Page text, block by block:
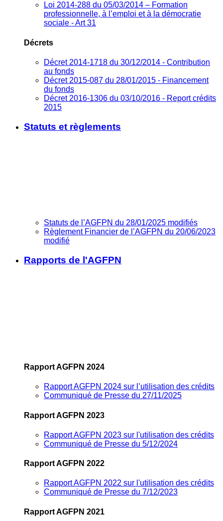
Loi 2014-288 du 05/03/2014 – Formation
professionnelle, à l’emploi et à la démocratie
sociale - Art 31
Décrets
Décret 2014-1718 du 30/12/2014 - Contribution
au fonds
Décret 2015-087 du 28/01/2015 - Financement
du fonds
Décret 2016-1306 du 03/10/2016 - Report crédits
2015
Statuts et règlements
Statuts de l’AGFPN du 28/01/2025 modifiés
Règlement Financier de l’AGFPN du 20/06/2023
modifié
Rapports de l'AGFPN
Rapport AGFPN 2024
Rapport AGFPN 2024 sur l’utilisation des crédits
Communiqué de Presse du 27/11/2025
Rapport AGFPN 2023
Rapport AGFPN 2023 sur l'utilisation des crédits
Communiqué de Presse du 5/12/2024
Rapport AGFPN 2022
Rapport AGFPN 2022 sur l'utilisation des crédits
Communiqué de Presse du 7/12/2023
Rapport AGFPN 2021